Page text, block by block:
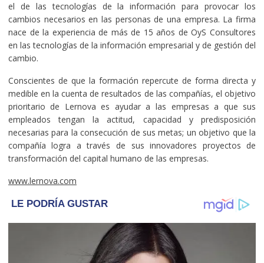
el de las tecnologías de la información para provocar los
cambios necesarios en las personas de una empresa. La firma
nace de la experiencia de más de 15 años de OyS Consultores
en las tecnologías de la información empresarial y de gestión del
cambio.
Conscientes de que la formación repercute de forma directa y
medible en la cuenta de resultados de las compañías, el objetivo
prioritario de Lernova es ayudar a las empresas a que sus
empleados tengan la actitud, capacidad y predisposición
necesarias para la consecución de sus metas; un objetivo que la
compañía logra a través de sus innovadores proyectos de
transformación del capital humano de las empresas.
www.lernova.com